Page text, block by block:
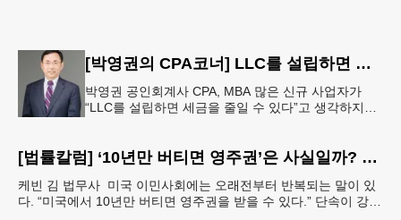
[박영권의 CPA코너] LLC를 설립하면 정말 세금이 줄어들까요?
박영권 공인회계사 CPA, MBA 많은 신규 사업자가
“LLC를 설립하면 세금을 줄일 수 있다”고 생각하지만,
[법률칼럼] ‘10년만 버티면 영주권’은 사실일까? 42B 제도의 진실
케빈 김 법무사 미국 이민사회에는 오래전부터 반복되는 말이 있
다. “미국에서 10년만 버티면 영주권을 받을 수 있다.” 단속이 강화